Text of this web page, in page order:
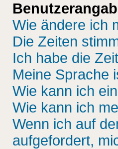
Wie ändere ich
Die Zeiten
Ich habe die
Meine Sprache
Wie kann ich
Wie kann ich
Wenn ich auf
aufgefordert,